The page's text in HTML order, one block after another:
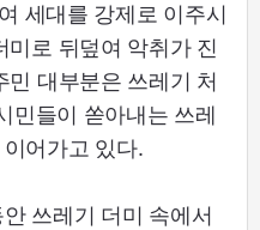
세대를 강제로 이주시
미로 뒤덮여 악취가 진
대부분은 쓰레기 처
민들이 쏟아내는 쓰레
어가고 있다.
쓰레기 더미 속에서